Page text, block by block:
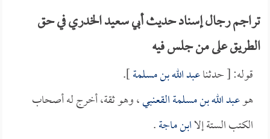
تراجم رجال إسناد حديث أبي سعيد الخدري في حق
الطريق على من جلس فيه
قوله: [ حدثناعبد الله بن مسلمة].
هوعبد الله بن مسلمة القعنبي، وهو ثقة، أخرج له أصحاب
الكتب الستة إلاابن ماجة.